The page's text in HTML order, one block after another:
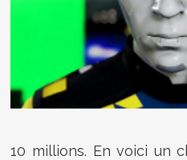
10 millions. En voici un